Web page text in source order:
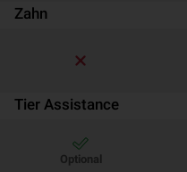
Zahn
Tier Assistance
Optional